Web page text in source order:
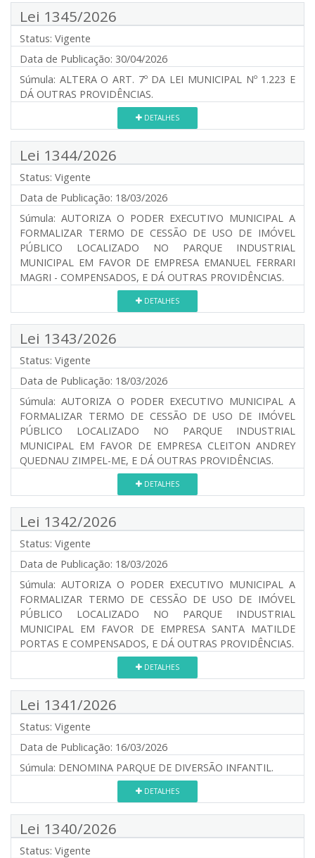
Lei 1345/2026
Status: Vigente
Data de Publicação: 30/04/2026
Súmula: ALTERA O ART. 7º DA LEI MUNICIPAL Nº 1.223 E
DÁ OUTRAS PROVIDÊNCIAS.
DETALHES
Lei 1344/2026
Status: Vigente
Data de Publicação: 18/03/2026
Súmula: AUTORIZA O PODER EXECUTIVO MUNICIPAL A
FORMALIZAR TERMO DE CESSÃO DE USO DE IMÓVEL
PÚBLICO LOCALIZADO NO PARQUE INDUSTRIAL
MUNICIPAL EM FAVOR DE EMPRESA EMANUEL FERRARI
MAGRI - COMPENSADOS, E DÁ OUTRAS PROVIDÊNCIAS.
DETALHES
Lei 1343/2026
Status: Vigente
Data de Publicação: 18/03/2026
Súmula: AUTORIZA O PODER EXECUTIVO MUNICIPAL A
FORMALIZAR TERMO DE CESSÃO DE USO DE IMÓVEL
PÚBLICO LOCALIZADO NO PARQUE INDUSTRIAL
MUNICIPAL EM FAVOR DE EMPRESA CLEITON ANDREY
QUEDNAU ZIMPEL-ME, E DÁ OUTRAS PROVIDÊNCIAS.
DETALHES
Lei 1342/2026
Status: Vigente
Data de Publicação: 18/03/2026
Súmula: AUTORIZA O PODER EXECUTIVO MUNICIPAL A
FORMALIZAR TERMO DE CESSÃO DE USO DE IMÓVEL
PÚBLICO LOCALIZADO NO PARQUE INDUSTRIAL
MUNICIPAL EM FAVOR DE EMPRESA SANTA MATILDE
PORTAS E COMPENSADOS, E DÁ OUTRAS PROVIDÊNCIAS.
DETALHES
Lei 1341/2026
Status: Vigente
Data de Publicação: 16/03/2026
Súmula: DENOMINA PARQUE DE DIVERSÃO INFANTIL.
DETALHES
Lei 1340/2026
Status: Vigente